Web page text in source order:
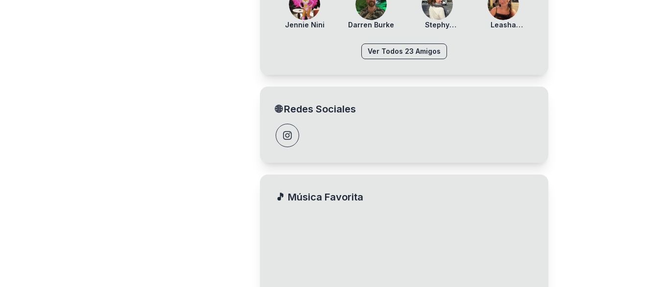
Jennie Nini Darren Burke
Stephy
Leasha
Ver Todos 23 Amigos
🌐Redes Sociales
🎵 Música Favorita